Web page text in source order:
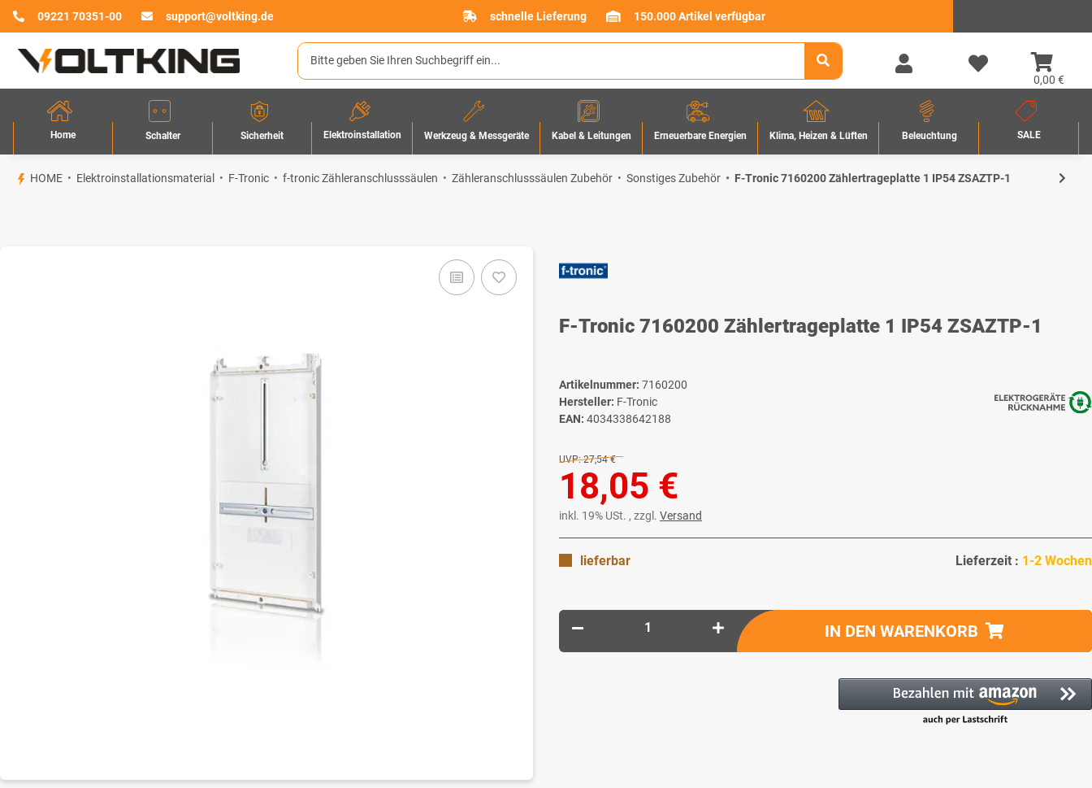
09221 70351-00 support@voltking.de schnelle Lieferung 150.000 Artikel verfügbar
0,00 €
Home Schalter Sicherheit Elektroinstallation Werkzeug & Messgeräte Kabel & Leitungen Erneuerbare Energien Klima, Heizen & Lüften Beleuchtung SALE
HOME Elektroinstallationsmaterial F-Tronic f-tronic Zähleranschlusssäulen Zähleranschlusssäulen Zubehör Sonstiges Zubehör F-Tronic 7160200 Zählertrageplatte 1 IP54 ZSAZTP-1
F-Tronic 7160200 Zählertrageplatte 1 IP54 ZSAZTP-1
Artikelnummer: 7160200
Hersteller: F-Tronic
EAN: 4034338642188
UVP: 27,54 €
18,05 €
inkl. 19% USt. , zzgl. Versand
lieferbar Lieferzeit : 1-2 Wochen
IN DEN WARENKORB